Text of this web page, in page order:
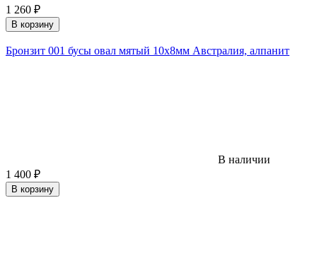
1 260 ₽
В корзину
Бронзит 001 бусы овал мятый 10х8мм Австралия, алпанит
В наличии
1 400 ₽
В корзину